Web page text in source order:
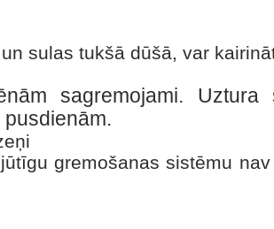
sulas tukšā dūšā, var
sagremojami.
gremošanas sistēmu